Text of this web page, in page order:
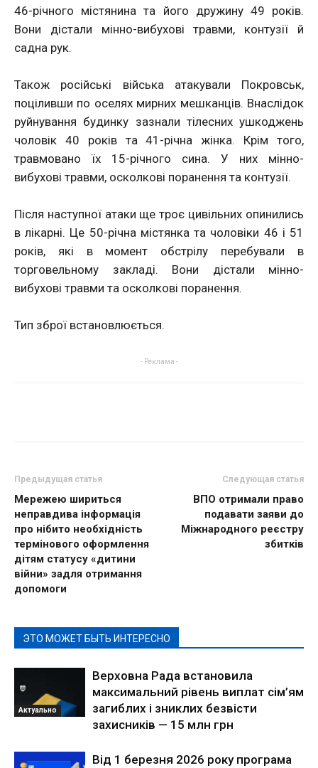
46-річного містянина та його дружину 49 років.
Вони дістали мінно-вибухові травми, контузії й
садна рук.
Також російські війська атакували Покровськ,
поціливши по оселях мирних мешканців. Внаслідок
руйнування будинку зазнали тілесних ушкоджень
чоловік 40 років та 41-річна жінка. Крім того,
травмовано їх 15-річного сина. У них мінно-
вибухові травми, осколкові поранення та контузії.
Після наступної атаки ще троє цивільних опинились
в лікарні. Це 50-річна містянка та чоловіки 46 і 51
років, які в момент обстрілу перебували в
торговельному закладі. Вони дістали мінно-
вибухові травми та осколкові поранення.
Тип зброї встановлюється.
- Реклама -
Предыдущая статья
Мережею шириться
неправдива інформація
про нібито необхідність
термінового оформлення
дітям статусу «дитини
війни» задля отримання
допомоги
Следующая статья
ВПО отримали право
подавати заяви до
Міжнародного реєстру
збитків
ЭТО МОЖЕТ БЫТЬ ИНТЕРЕСНО
Актуально
Верховна Рада встановила
максимальний рівень виплат сім’ям
загиблих і зниклих безвісти
захисників — 15 млн грн
Від 1 березня 2026 року програма